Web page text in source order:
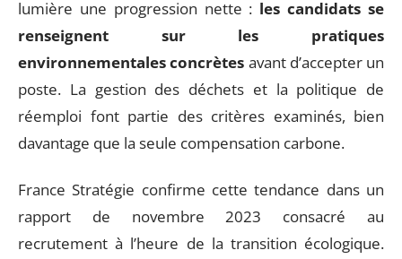
lumière une progression nette : les candidats se
renseignent sur les pratiques
environnementales concrètes avant d’accepter un
poste. La gestion des déchets et la politique de
réemploi font partie des critères examinés, bien
davantage que la seule compensation carbone.
France Stratégie confirme cette tendance dans un
rapport de novembre 2023 consacré au
recrutement à l’heure de la transition écologique.